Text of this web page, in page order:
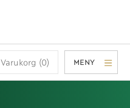
Varukorg (0) MENY